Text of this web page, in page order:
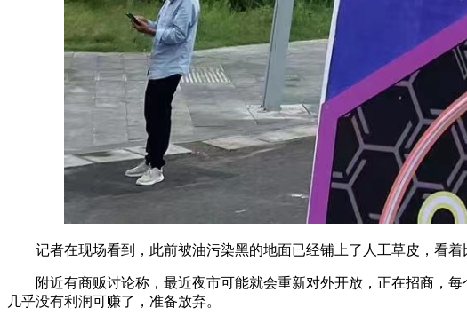
记者在现场看到，此前被油污染黑的地面已经铺上了人工草皮，看着
附近有商贩讨论称，最近夜市可能就会重新对外开放，正在招商，每
几乎没有利润可赚了，准备放弃。